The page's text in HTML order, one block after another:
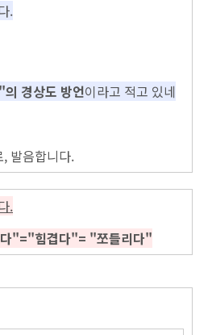
.
경상도 방언이라고 적고 있네
발음합니다.
.
"="힘겹다"= "쪼들리다"